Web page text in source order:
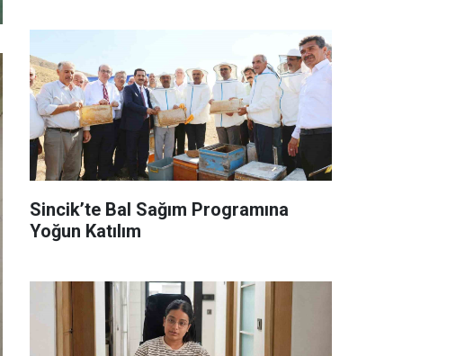
Sincik’te Bal Sağım Programına
Yoğun Katılım